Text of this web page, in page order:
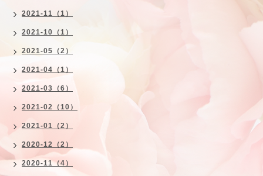
2021-11（1）
2021-10（1）
2021-05（2）
2021-04（1）
2021-03（6）
2021-02（10）
2021-01（2）
2020-12（2）
2020-11（4）